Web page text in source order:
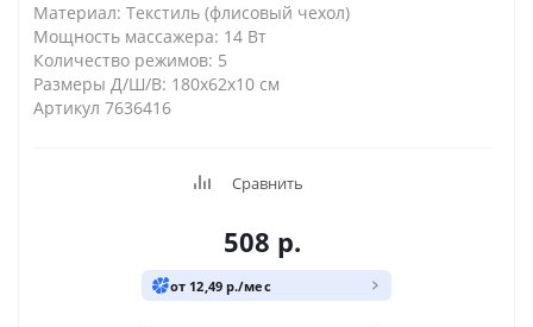
Материал: Текстиль (флисовый чехол)
Мощность массажера: 14 Вт
Количество режимов: 5
Размеры Д/Ш/В: 180х62х10 см
Артикул 7636416
Сравнить
508 р.
от 12,49 р./мес